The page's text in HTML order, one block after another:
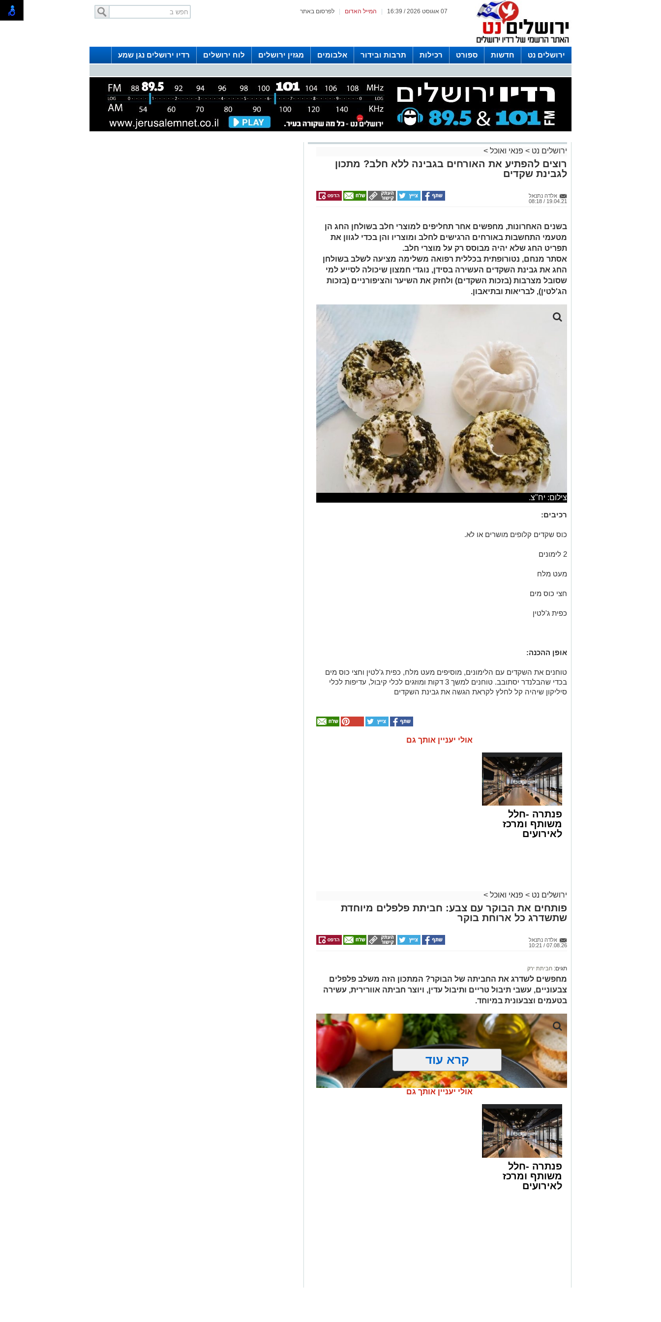
לפרסום באתר המייל האדום 07 אוגוסט 2026 / 16:39
ירושלים נט חדשות ספורט רכילות תרבות ובידור אלבומים מגזין ירושלים לוח ירושלים
רדיו ירושלים נגן שמע
ירושלים נט > פנאי ואוכל >
רוצים להפתיע את האורחים בגבינה ללא חלב? מתכון
לגבינת שקדים
אלדה נתנאל
19.04.21 / 08:18
בשנים האחרונות, מחפשים אחר תחליפים למוצרי חלב בשולחן החג הן
מטעמי התחשבות באורחים הרגישים לחלב ומוצריו והן בכדי לגוון את
תפריט החג שלא יהיה מבוסס רק על מוצרי חלב.
אסתר מנחם, נטורופתית בכללית רפואה משלימה מציעה לשלב בשולחן
החג את גבינת השקדים העשירה בסידן, נוגדי חמצון שיכולה לסייע למי
שסובל מצרבות (בזכות השקדים) ולחזק את השיער והציפורניים (בזכות
הג'לטין), לבריאות ובתיאבון.
צילום: יח"צ.
רכיבים:
כוס שקדים קלופים מושרים או לא.
2 לימונים
מעט מלח
חצי כוס מים
כפית ג'לטין
אופן ההכנה:
טוחנים את השקדים עם הלימונים, מוסיפים מעט מלח, כפית ג'לטין וחצי כוס מים
בכדי שהבלנדר יסתובב. טוחנים למשך 3 דקות ומוזגים לכלי קיבול, עדיפות לכלי
סיליקון שיהיה קל לחלץ לקראת הגשה את גבינת השקדים
אולי יעניין אותך גם
פנתרה -חלל
משותף ומרכז
לאירועים
ירושלים נט > פנאי ואוכל >
פותחים את הבוקר עם צבע: חביתת פלפלים מיוחדת
שתשדרג כל ארוחת בוקר
אלדה נתנאל
07.08.26 / 10:21
תגים: חביתת ירק
מחפשים לשדרג את החביתה של הבוקר? המתכון הזה משלב פלפלים
צבעוניים, עשבי תיבול טריים ותיבול עדין, ויוצר חביתה אוורירית, עשירה
בטעמים וצבעונית במיוחד.
קרא עוד
אולי יעניין אותך גם
פנתרה -חלל
משותף ומרכז
לאירועים